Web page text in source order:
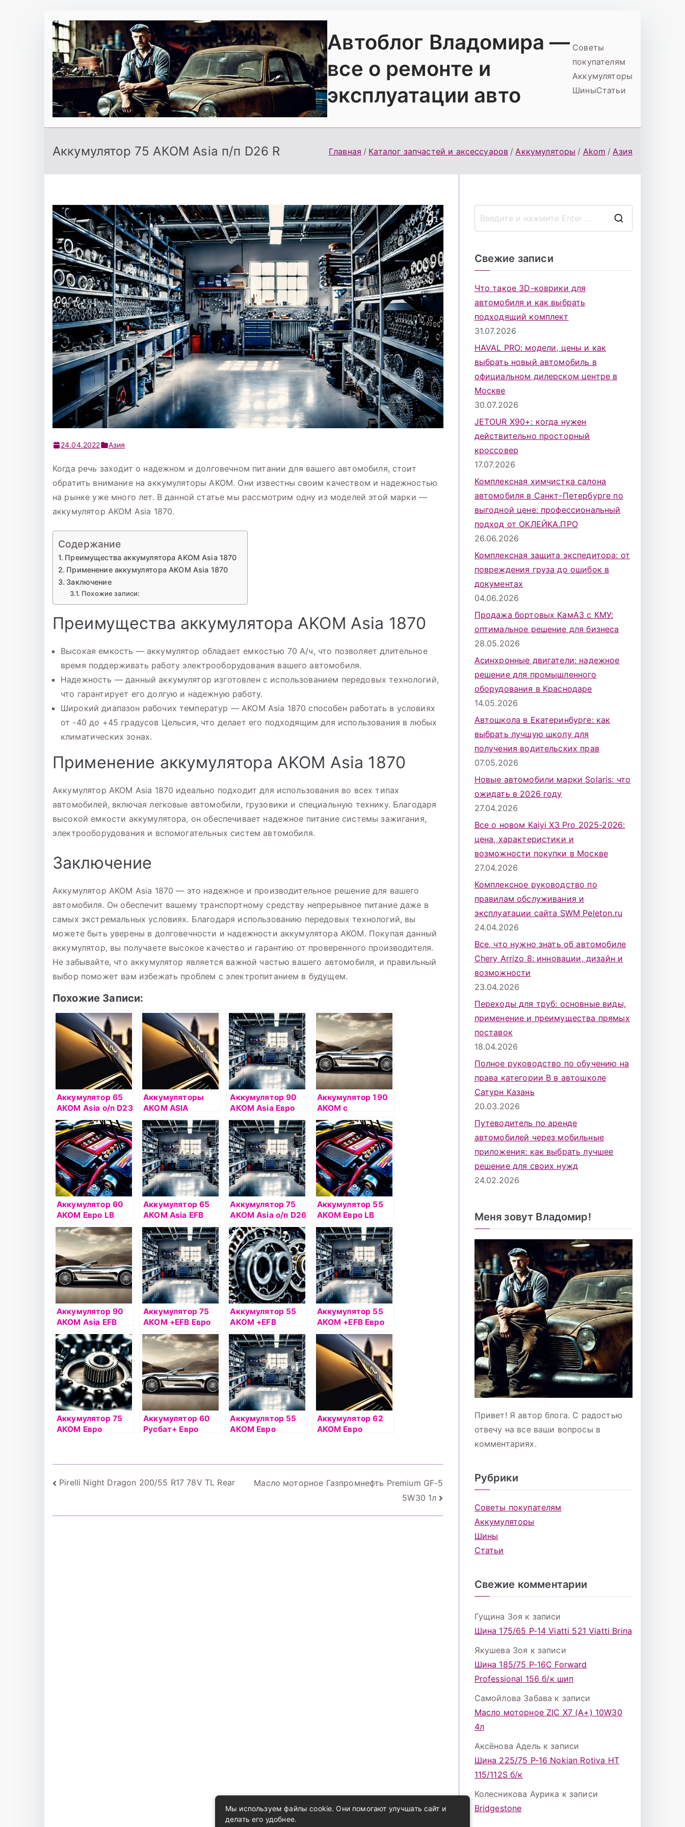
содержимому
Автоблог Владомира —
все о ремонте и
эксплуатации авто
Советы
покупателям
Аккумуляторы
ШиныСтатьи
Аккумулятор 75 АКОМ Asia п/п D26 R Главная Каталог запчастей и аксессуаров Аккумуляторы Akom Азия
24.04.2022 Азия
Когда речь заходит о надежном и долговечном питании для вашего автомобиля, стоит
обратить внимание на аккумуляторы AKOM. Они известны своим качеством и надежностью
на рынке уже много лет. В данной статье мы рассмотрим одну из моделей этой марки —
аккумулятор AKOM Asia 1870.
Содержание
Преимущества аккумулятора AKOM Asia 1870
Применение аккумулятора AKOM Asia 1870
Заключение
Похожие записи:
Преимущества аккумулятора AKOM Asia 1870
Высокая емкость — аккумулятор обладает емкостью 70 А/ч, что позволяет длительное
время поддерживать работу электрооборудования вашего автомобиля.
Надежность — данный аккумулятор изготовлен с использованием передовых технологий,
что гарантирует его долгую и надежную работу.
Широкий диапазон рабочих температур — AKOM Asia 1870 способен работать в условиях
от -40 до +45 градусов Цельсия, что делает его подходящим для использования в любых
климатических зонах.
Применение аккумулятора AKOM Asia 1870
Аккумулятор AKOM Asia 1870 идеально подходит для использования во всех типах
автомобилей, включая легковые автомобили, грузовики и специальную технику. Благодаря
высокой емкости аккумулятора, он обеспечивает надежное питание системы зажигания,
электрооборудования и вспомогательных систем автомобиля.
Заключение
Аккумулятор AKOM Asia 1870 — это надежное и производительное решение для вашего
автомобиля. Он обеспечит вашему транспортному средству непрерывное питание даже в
самых экстремальных условиях. Благодаря использованию передовых технологий, вы
можете быть уверены в долговечности и надежности аккумулятора AKOM. Покупая данный
аккумулятор, вы получаете высокое качество и гарантию от проверенного производителя.
Не забывайте, что аккумулятор является важной частью вашего автомобиля, и правильный
выбор поможет вам избежать проблем с электропитанием в будущем.
Похожие Записи:
Аккумулятор 65
АКОМ Asia о/п D23
L
Аккумуляторы
АКОМ ASIA
Аккумулятор 90
АКОМ Asia Евро
Аккумулятор 190
АКОМ с
переходниками п/
п
Аккумулятор 60
АКОМ Евро LB
Аккумулятор 65
АКОМ Asia EFB
Евро
Аккумулятор 75
АКОМ Asia о/п D26
L
Аккумулятор 55
АКОМ Евро LB
Аккумулятор 90
АКОМ Asia EFB
Аккумулятор 75
АКОМ +EFB Евро
Аккумулятор 55
АКОМ +EFB
Аккумулятор 55
АКОМ +EFB Евро
Аккумулятор 75
АКОМ Евро
Аккумулятор 60
Русбат+ Евро
Аккумулятор 55
АКОМ Евро
Аккумулятор 62
АКОМ Евро
Навигация
Pirelli Night Dragon 200/55 R17 78V TL Rear
Масло моторное Газпромнефть Premium GF-5
5W30 1л
Свежие записи
Что такое 3D-коврики для
автомобиля и как выбрать
подходящий комплект
31.07.2026
HAVAL PRO: модели, цены и как
выбрать новый автомобиль в
официальном дилерском центре в
Москве
30.07.2026
JETOUR X90+: когда нужен
действительно просторный
кроссовер
17.07.2026
Комплексная химчистка салона
автомобиля в Санкт-Петербурге по
выгодной цене: профессиональный
подход от ОКЛЕЙКА.ПРО
26.06.2026
Комплексная защита экспедитора: от
повреждения груза до ошибок в
документах
04.06.2026
Продажа бортовых КамАЗ с КМУ:
оптимальное решение для бизнеса
28.05.2026
Асинхронные двигатели: надежное
решение для промышленного
оборудования в Краснодаре
14.05.2026
Автошкола в Екатеринбурге: как
выбрать лучшую школу для
получения водительских прав
07.05.2026
Новые автомобили марки Solaris: что
ожидать в 2026 году
27.04.2026
Все о новом Kaiyi X3 Pro 2025-2026:
цена, характеристики и
возможности покупки в Москве
27.04.2026
Комплексное руководство по
правилам обслуживания и
эксплуатации сайта SWM Peleton.ru
24.04.2026
Все, что нужно знать об автомобиле
Chery Arrizo 8: инновации, дизайн и
возможности
23.04.2026
Переходы для труб: основные виды,
применение и преимущества прямых
поставок
18.04.2026
Полное руководство по обучению на
права категории B в автошколе
Сатурн Казань
20.03.2026
Путеводитель по аренде
автомобилей через мобильные
приложения: как выбрать лучшее
решение для своих нужд
24.02.2026
Меня зовут Владомир!
Привет! Я автор блога. С радостью
отвечу на все ваши вопросы в
комментариях.
Рубрики
Советы покупателям
Аккумуляторы
Шины
Статьи
Свежие комментарии
Гущина Зоя к записи
Шина 175/65 Р-14 Viatti 521 Viatti Brina
Якушева Зоя к записи
Шина 185/75 Р-16С Forward
Professional 156 б/к шип
Самойлова Забава к записи
Масло моторное ZIC X7 (A+) 10W30
4л
Аксёнова Адель к записи
Шина 225/75 Р-16 Nokian Rotiva HT
115/112S б/к
Колесникова Аурика к записи
Bridgestone
Мы используем файлы cookie. Они помогают улучшать сайт и
делать его удобнее.